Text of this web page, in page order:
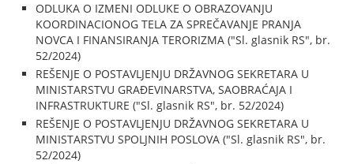
ODLUKA O IZMENI ODLUKE O OBRAZOVANJU
KOORDINACIONOG TELA ZA SPREČAVANJE PRANJA
NOVCA I FINANSIRANJA TERORIZMA ("Sl. glasnik RS", br.
52/2024)
REŠENJE O POSTAVLJENJU DRŽAVNOG SEKRETARA U
MINISTARSTVU GRAĐEVINARSTVA, SAOBRAĆAJA I
INFRASTRUKTURE ("Sl. glasnik RS", br. 52/2024)
REŠENJE O POSTAVLJENJU DRŽAVNOG SEKRETARA U
MINISTARSTVU SPOLJNIH POSLOVA ("Sl. glasnik RS", br.
52/2024)